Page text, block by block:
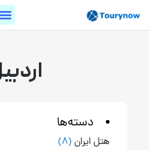
دسته‌ها
هتل ایران (8)